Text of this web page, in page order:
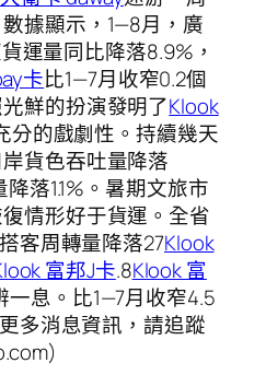
據顯示，1—8月，廣
運量同比降落8.9%，
卡比1—7月收窄0.2個
鮮的扮演發明了Klook
分的戲劇性。持續幾天
貨色吞吐量降落
落1.1%。暑期文旅市
情形好于貨運。全省
客周轉量降落27Klook
富邦J卡.8Klook 富
一息。比1—7月收窄4.5
多消息資訊，請追蹤